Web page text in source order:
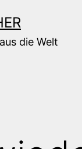
die Welt